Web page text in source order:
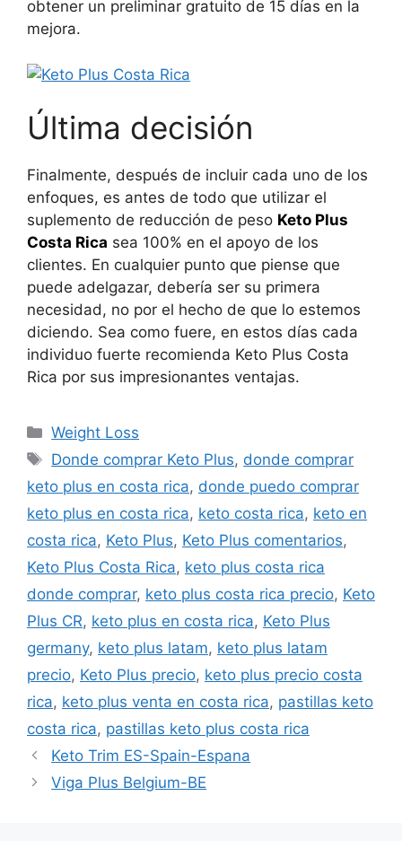
obtener un preliminar gratuito de 15 días en la
mejora.
Última decisión
Finalmente, después de incluir cada uno de los
enfoques, es antes de todo que utilizar el
suplemento de reducción de peso Keto Plus
Costa Rica sea 100% en el apoyo de los
clientes. En cualquier punto que piense que
puede adelgazar, debería ser su primera
necesidad, no por el hecho de que lo estemos
diciendo. Sea como fuere, en estos días cada
individuo fuerte recomienda Keto Plus Costa
Rica por sus impresionantes ventajas.
Categories
Weight Loss
Tags
Donde comprar Keto Plus, donde comprar
keto plus en costa rica, donde puedo comprar
keto plus en costa rica, keto costa rica, keto en
costa rica, Keto Plus, Keto Plus comentarios,
Keto Plus Costa Rica, keto plus costa rica
donde comprar, keto plus costa rica precio, Keto
Plus CR, keto plus en costa rica, Keto Plus
germany, keto plus latam, keto plus latam
precio, Keto Plus precio, keto plus precio costa
rica, keto plus venta en costa rica, pastillas keto
costa rica, pastillas keto plus costa rica
Keto Trim ES-Spain-Espana
Viga Plus Belgium-BE